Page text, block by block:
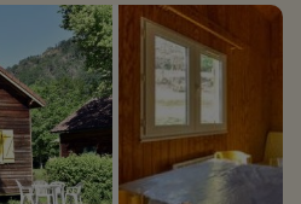
murs d'escalades, parcours